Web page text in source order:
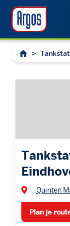
>
Quinten
Plan je